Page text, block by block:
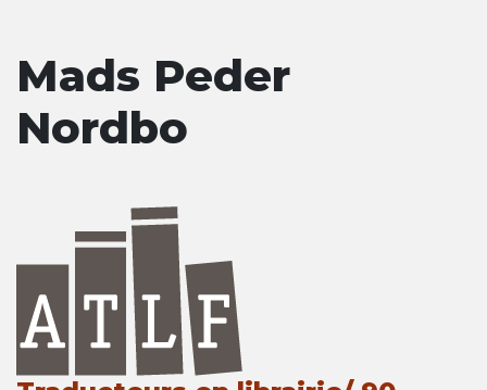
Mads Peder
Nordbo